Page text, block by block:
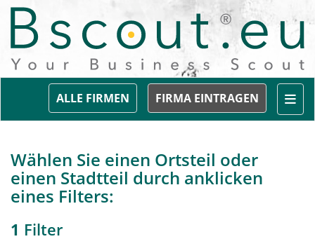
FIRMA EINTRAGEN
ALLE FIRMEN
Wählen Sie einen Ortsteil oder
einen Stadtteil durch anklicken
eines Filters:
1 Filter